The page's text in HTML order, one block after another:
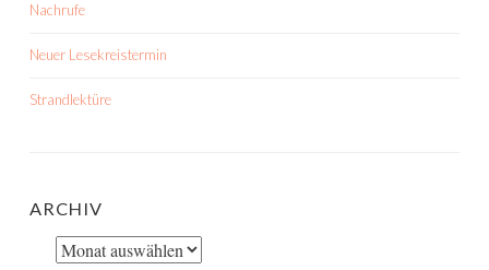
Nachrufe
Neuer Lesekreistermin
Strandlektüre
ARCHIV
Archiv